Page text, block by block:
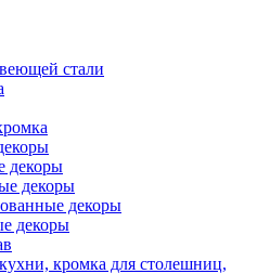
стали
декоры
декоры
декоры
декоры
кромка для столешниц,